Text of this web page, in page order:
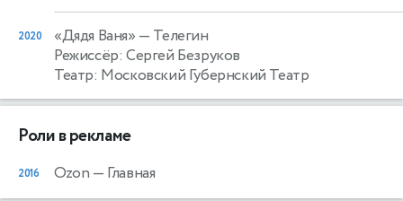
2020 «Дядя Ваня» — Телегин
Режиссёр: Сергей Безруков
Театр: Московский Губернский Театр
Роли в рекламе
2016 Ozon — Главная